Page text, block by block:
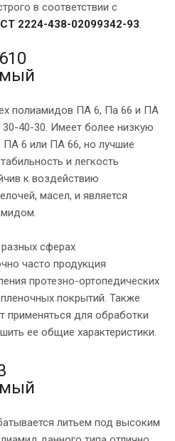
в соответствии с
2224-438-02099342-93.
полиамидов ПА 6, Па 66 и ПА
40-30. Имеет более низкую
ПА 6 или ПА 66, но лучшие
и легкость
к воздействию
масел, и является
сферах
часто продукция
протезно-ортопедических
покрытий. Также
применяться для обработки
ее общие характеристики.
литьем под высоким